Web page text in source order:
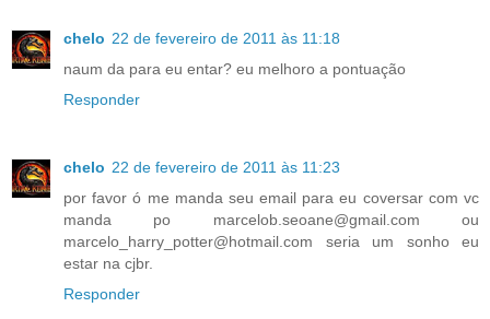
chelo 22 de fevereiro de 2011 às 11:18
naum da para eu entar? eu melhoro a pontuação
Responder
chelo 22 de fevereiro de 2011 às 11:23
por favor ó me manda seu email para eu coversar com vc
manda po marcelob.seoane@gmail.com ou
marcelo_harry_potter@hotmail.com seria um sonho eu
estar na cjbr.
Responder